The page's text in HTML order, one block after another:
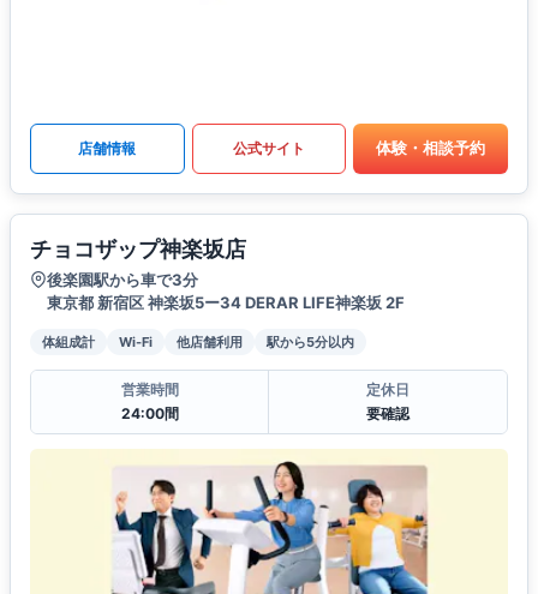
店舗情報 公式サイト 体験・相談予約
チョコザップ神楽坂店
後楽園駅から車で3分
東京都 新宿区 神楽坂5ー34 DERAR LIFE神楽坂 2F
体組成計 Wi-Fi 他店舗利用 駅から5分以内
営業時間
24:00間
定休日
要確認